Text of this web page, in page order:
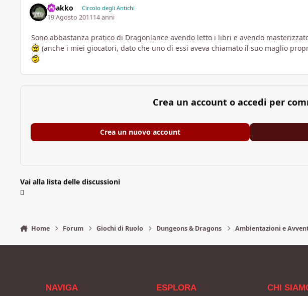
Byakko Circolo degli Antichi
19 Agosto 201114 anni
Sono abbastanza pratico di Dragonlance avendo letto i libri e avendo
(anche i miei giocatori, dato che uno di essi aveva chiamato il suo maglio
Crea un account o accedi per
Crea un nuovo account
Vai alla lista delle discussioni
Home Forum Giochi di Ruolo Dungeons & Dragons Ambientazioni e
NAVIGA ESPLORA CHI